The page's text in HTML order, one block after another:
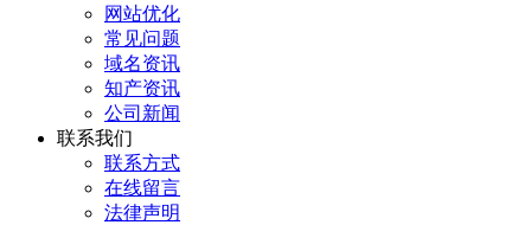
网站优化
常见问题
域名资讯
知产资讯
公司新闻
联系我们
联系方式
在线留言
法律声明